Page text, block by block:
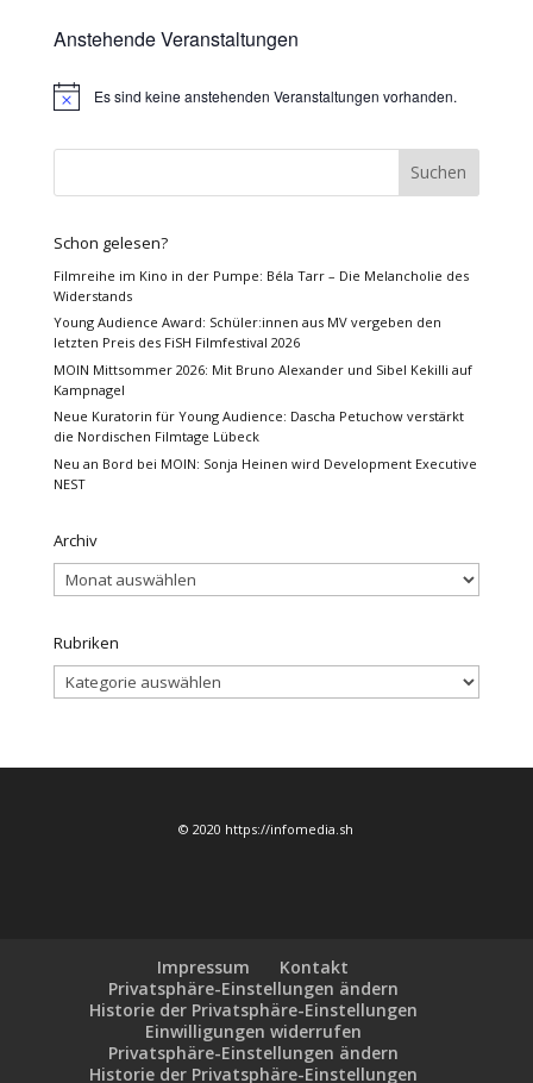
Anstehende Veranstaltungen
HinweisEs sind keine anstehenden Veranstaltungen vorhanden.
Schon gelesen?
Filmreihe im Kino in der Pumpe: Béla Tarr – Die Melancholie des
Widerstands
Young Audience Award: Schüler:innen aus MV vergeben den
letzten Preis des FiSH Filmfestival 2026
MOIN Mittsommer 2026: Mit Bruno Alexander und Sibel Kekilli auf
Kampnagel
Neue Kuratorin für Young Audience: Dascha Petuchow verstärkt
die Nordischen Filmtage Lübeck
Neu an Bord bei MOIN: Sonja Heinen wird Development Executive
NEST
Archiv
Archiv
Rubriken
Rubriken
© 2020 https://infomedia.sh
Impressum
Kontakt
Privatsphäre-Einstellungen ändern
Historie der Privatsphäre-Einstellungen
Einwilligungen widerrufen
Privatsphäre-Einstellungen ändern
Historie der Privatsphäre-Einstellungen